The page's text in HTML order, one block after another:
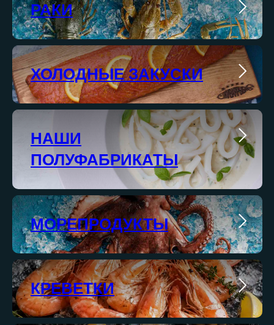
РАКИ
ХОЛОДНЫЕ ЗАКУСКИ
НАШИ
ПОЛУФАБРИКАТЫ
МОРЕПРОДУКТЫ
КРЕВЕТКИ